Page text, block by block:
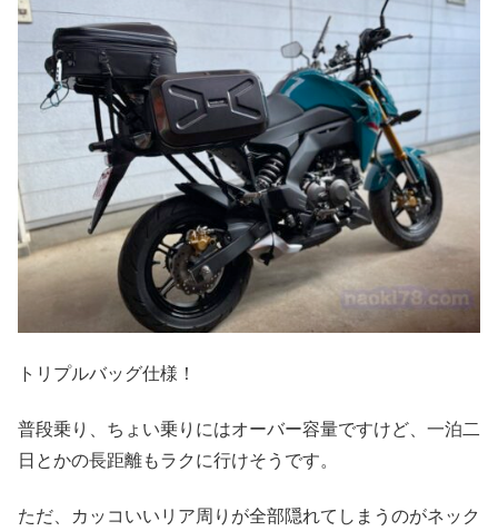
トリプルバッグ仕様！
普段乗り、ちょい乗りにはオーバー容量ですけど、一泊二
日とかの長距離もラクに行けそうです。
ただ、カッコいいリア周りが全部隠れてしまうのがネック